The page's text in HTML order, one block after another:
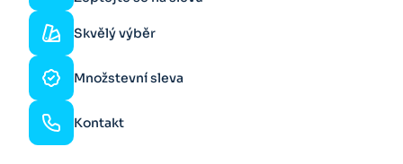
Skvělý výběr
Množstevní sleva
Kontakt